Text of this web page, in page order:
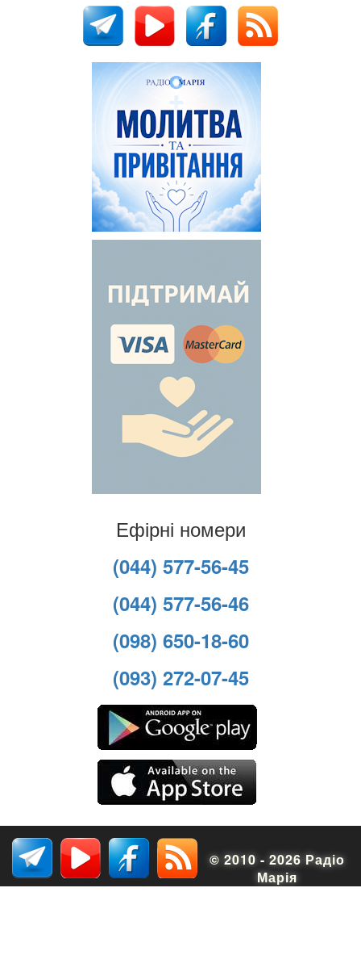
Ефірні номери
(044) 577-56-45
(044) 577-56-46
(098) 650-18-60
(093) 272-07-45
© 2010 - 2026 Радіо
Марія